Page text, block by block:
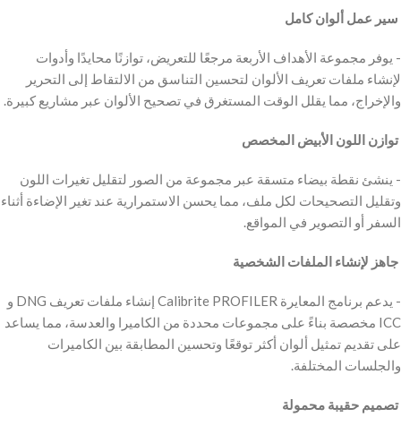
‫ سير عمل ألوان كامل
‫- يوفر مجموعة الأهداف الأربعة مرجعًا للتعريض، توازنًا محايدًا وأدوات
لإنشاء ملفات تعريف الألوان لتحسين التناسق من الالتقاط إلى التحرير
والإخراج، مما يقلل الوقت المستغرق في تصحيح الألوان عبر مشاريع كبيرة.
‫ توازن اللون الأبيض المخصص
‫- ينشئ نقطة بيضاء متسقة عبر مجموعة من الصور لتقليل تغيرات اللون
وتقليل التصحيحات لكل ملف، مما يحسن الاستمرارية عند تغير الإضاءة أثناء
السفر أو التصوير في المواقع.
‫ جاهز لإنشاء الملفات الشخصية
‫- يدعم برنامج المعايرة Calibrite PROFILER إنشاء ملفات تعريف DNG و
ICC مخصصة بناءً على مجموعات محددة من الكاميرا والعدسة، مما يساعد
على تقديم تمثيل ألوان أكثر توقعًا وتحسين المطابقة بين الكاميرات
والجلسات المختلفة.
‫ تصميم حقيبة محمولة